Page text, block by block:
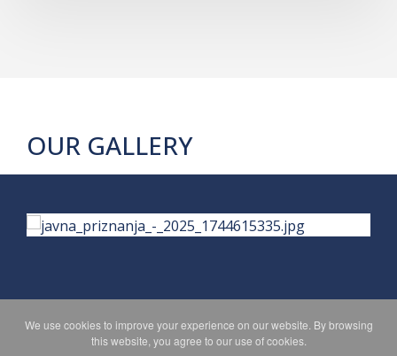
OUR GALLERY
PRIVACY POLICY MAPA WEBA
We use cookies to improve your experience on our website. By browsing
this website, you agree to our use of cookies.